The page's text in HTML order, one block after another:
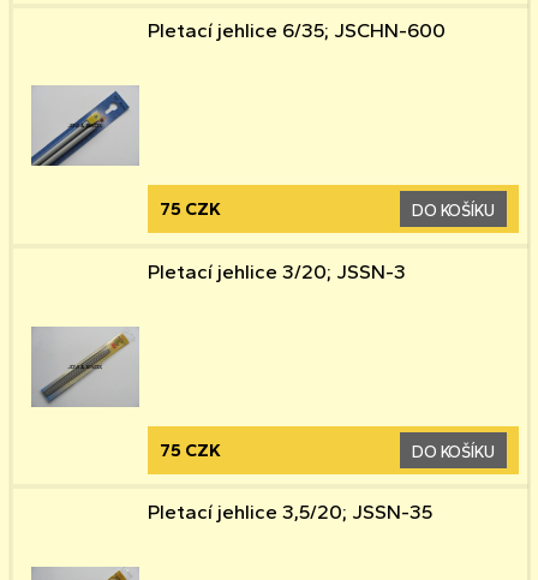
Pletací jehlice 6/35; JSCHN-600
75 CZK DO KOŠÍKU
Pletací jehlice 3/20; JSSN-3
75 CZK DO KOŠÍKU
Pletací jehlice 3,5/20; JSSN-35